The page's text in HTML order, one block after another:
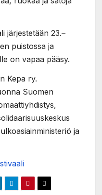
järjestetään 23.–
puistossa ja
on vapaa pääsy.
Kepa ry.
Suomen
ja